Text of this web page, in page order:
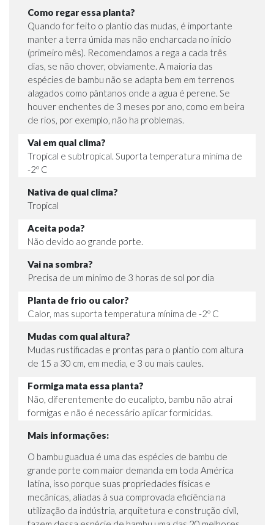
Como regar essa planta?
Quando for feito o plantio das mudas, é importante
manter a terra úmida mas não encharcada no inicio
(primeiro mês). Recomendamos a rega a cada três
dias, se não chover, obviamente. A maioria das
espécies de bambu não se adapta bem em terrenos
alagados como pântanos onde a agua é perene. Se
houver enchentes de 3 meses por ano, como em beira
de rios, por exemplo, não ha problemas.
Vai em qual clima?
Tropical e subtropical. Suporta temperatura mínima de
-2º C
Nativa de qual clima?
Tropical
Aceita poda?
Não devido ao grande porte.
Vai na sombra?
Precisa de um mínimo de 3 horas de sol por dia
Planta de frio ou calor?
Calor, mas suporta temperatura mínima de -2º C
Mudas com qual altura?
Mudas rustificadas e prontas para o plantio com altura
de 15 a 30 cm, em media, e 3 ou mais caules.
Formiga mata essa planta?
Não, diferentemente do eucalipto, bambu não atrai
formigas e não é necessário aplicar formicidas.
Mais informações:
O bambu guadua é uma das espécies de bambu de
grande porte com maior demanda em toda América
latina, isso porque suas propriedades físicas e
mecânicas, aliadas à sua comprovada eficiência na
utilização da indústria, arquitetura e construção civil,